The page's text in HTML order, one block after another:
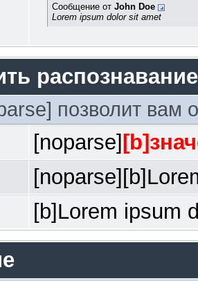
Сообщение от John Doe
Lorem ipsum dolor sit amet
позволит вам
[noparse]
[b]Lorem ipsum